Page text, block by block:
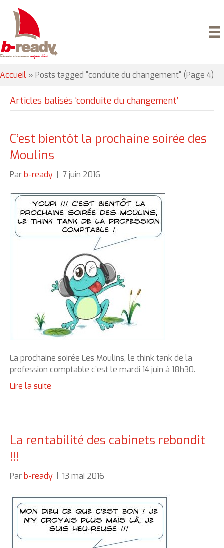
Accueil » Posts tagged "conduite du changement" (Page 4)
Articles balisés ‘conduite du changement’
C’est bientôt la prochaine soirée des
Moulins
Par b-ready 7 juin 2016
La prochaine soirée Les Moulins, le think tank de la
profession comptable c’est le mardi 14 juin à 18h30.
Lire la suite
La rentabilité des cabinets rebondit
!!!
Par b-ready 13 mai 2016